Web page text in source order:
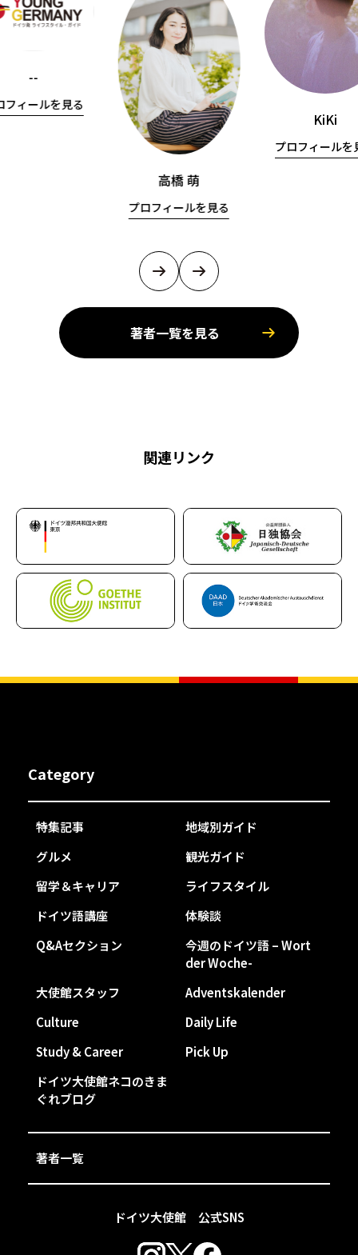
--
フィールを見る
高橋 萌
プロフィールを見る
KiKi
プロフィールを
著者一覧を見る
関連リンク
ドイツ大使館 公式SNS
Category
特集記事
地域別ガイド
グルメ
観光ガイド
留学＆キャリア
ライフスタイル
ドイツ語講座
体験談
Q&Aセクション
今週のドイツ語 – Wort
der Woche-
大使館スタッフ
Adventskalender
Culture
Daily Life
Study & Career
Pick Up
ドイツ大使館ネコのきま
ぐれブログ
著者一覧